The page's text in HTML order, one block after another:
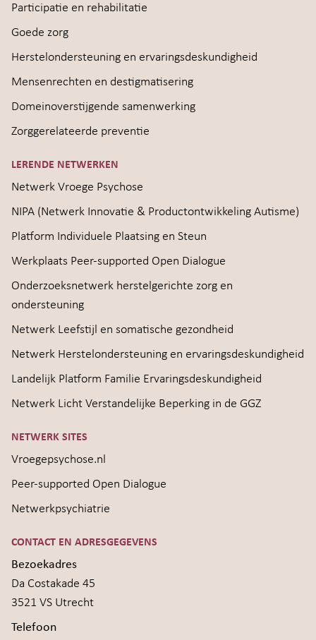
Participatie en rehabilitatie
Goede zorg
Herstelondersteuning en ervaringsdeskundigheid
Mensenrechten en destigmatisering
Domeinoverstijgende samenwerking
Zorggerelateerde preventie
LERENDE NETWERKEN
Netwerk Vroege Psychose
NIPA (Netwerk Innovatie & Productontwikkeling Autisme)
Platform Individuele Plaatsing en Steun
Werkplaats Peer-supported Open Dialogue
Onderzoeksnetwerk herstelgerichte zorg en
ondersteuning
Netwerk Leefstijl en somatische gezondheid
Netwerk Herstelondersteuning en ervaringsdeskundigheid
Landelijk Platform Familie Ervaringsdeskundigheid
Netwerk Licht Verstandelijke Beperking in de GGZ
NETWERK SITES
Vroegepsychose.nl
Peer-supported Open Dialogue
Netwerkpsychiatrie
CONTACT EN ADRESGEGEVENS
Bezoekadres
Da Costakade 45
3521 VS Utrecht
Telefoon